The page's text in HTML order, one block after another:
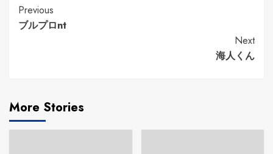
Continue
Reading
Previous
ブルプロnt
Next
海人くん
More Stories